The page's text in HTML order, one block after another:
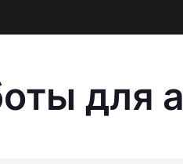
для